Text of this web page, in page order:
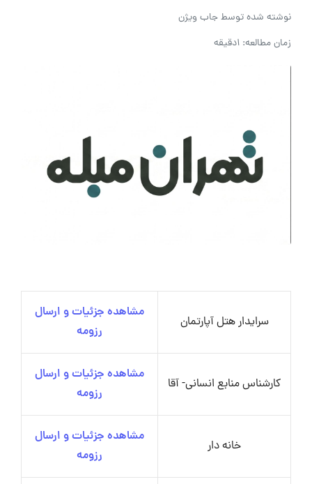
نوشته شده توسطجاب ویژن
زمان مطالعه: 1دقیقه
سرایدار هتل آپارتمان
مشاهده جزئیات و ارسال
رزومه
کارشناس منابع انسانی- آقا
مشاهده جزئیات و ارسال
رزومه
خانه دار
مشاهده جزئیات و ارسال
رزومه